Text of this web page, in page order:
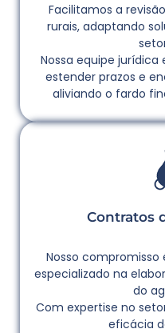
Facilitamos a
rurais, adaptando
Nossa equipe
estender prazos e
aliviando o fardo
Contratos
Nosso
especializado na
do
Com expertise no
eficácia